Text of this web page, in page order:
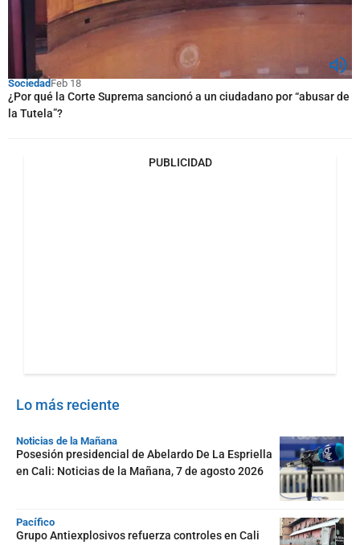
Sociedad Feb 18
¿Por qué la Corte Suprema sancionó a un ciudadano por “abusar de
la Tutela”?
PUBLICIDAD
Lo más reciente
Noticias de la Mañana
Posesión presidencial de Abelardo De La Espriella
en Cali: Noticias de la Mañana, 7 de agosto 2026
Pacífico
Grupo Antiexplosivos refuerza controles en Cali